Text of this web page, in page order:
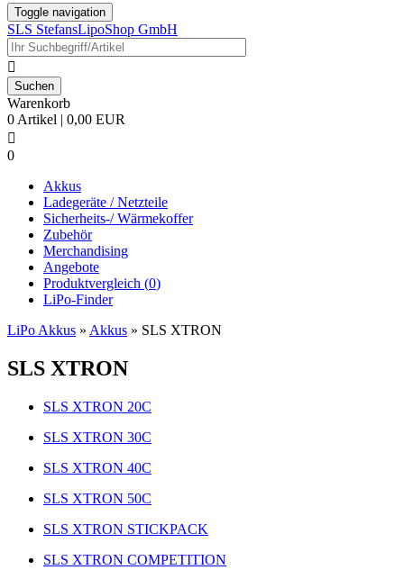
Toggle navigation
SLS StefansLipoShop GmbH

Warenkorb
0 Artikel | 0,00 EUR

0
Akkus
Ladegeräte / Netzteile
Sicherheits-/ Wärmekoffer
Zubehör
Merchandising
Angebote
Produktvergleich (0)
LiPo-Finder
LiPo Akkus » Akkus » SLS XTRON
SLS XTRON
SLS XTRON 20C
SLS XTRON 30C
SLS XTRON 40C
SLS XTRON 50C
SLS XTRON STICKPACK
SLS XTRON COMPETITION